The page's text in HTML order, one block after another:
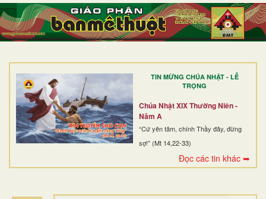
TIN MỪNG CHÚA NHẬT - LỄ
TRỌNG
Chúa Nhật XIX Thường Niên -
Năm A
“Cứ yên tâm, chính Thầy đây, đừng
sợ!” (Mt 14,22-33)
Đọc các tin khác ➥
TRANG NHẤT
GIỚI THIỆU
DÒNG TU
BAN MỤC VỤ
ĐOÀN THỂ CG